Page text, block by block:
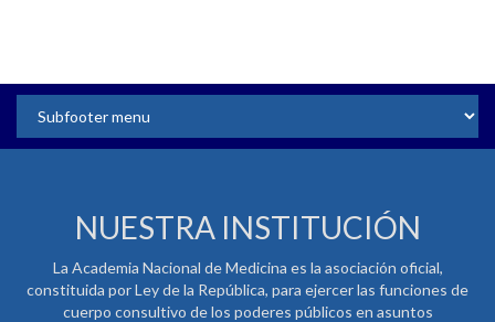
NUESTRA INSTITUCIÓN
La Academia Nacional de Medicina es la asociación oficial,
constituida por Ley de la República, para ejercer las funciones de
cuerpo consultivo de los poderes públicos en asuntos